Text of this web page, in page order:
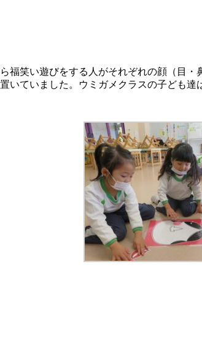
笑い遊びをする人がそれぞれの顔（目
いていました。ウミガメクラスの子ども